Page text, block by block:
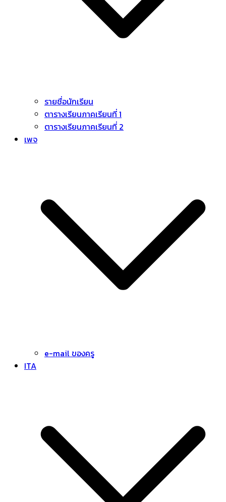
รายชื่อนักเรียน
ตารางเรียนภาคเรียนที่ 1
ตารางเรียนภาคเรียนที่ 2
เพจ
e-mail ของครู
ITA